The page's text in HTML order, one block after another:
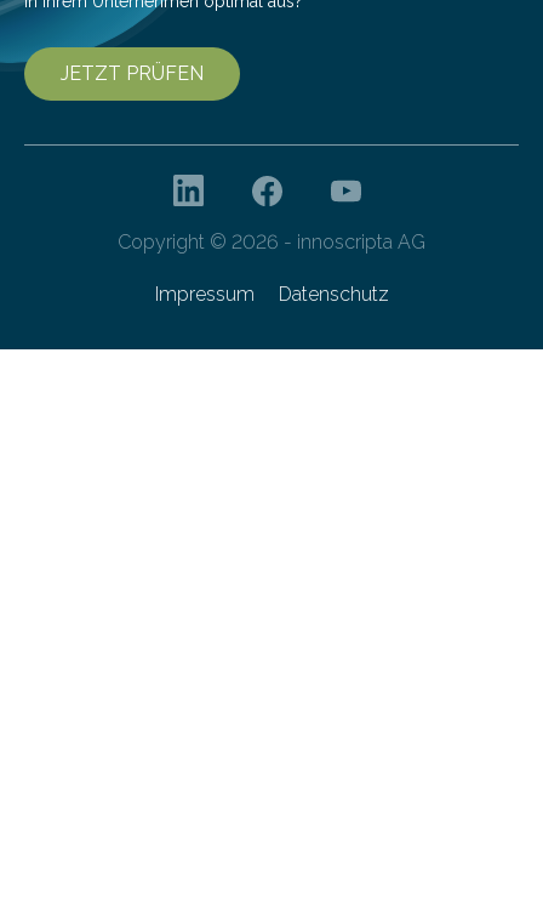
JETZT PRÜFEN
Copyright © 2026 - innoscripta AG
Impressum Datenschutz